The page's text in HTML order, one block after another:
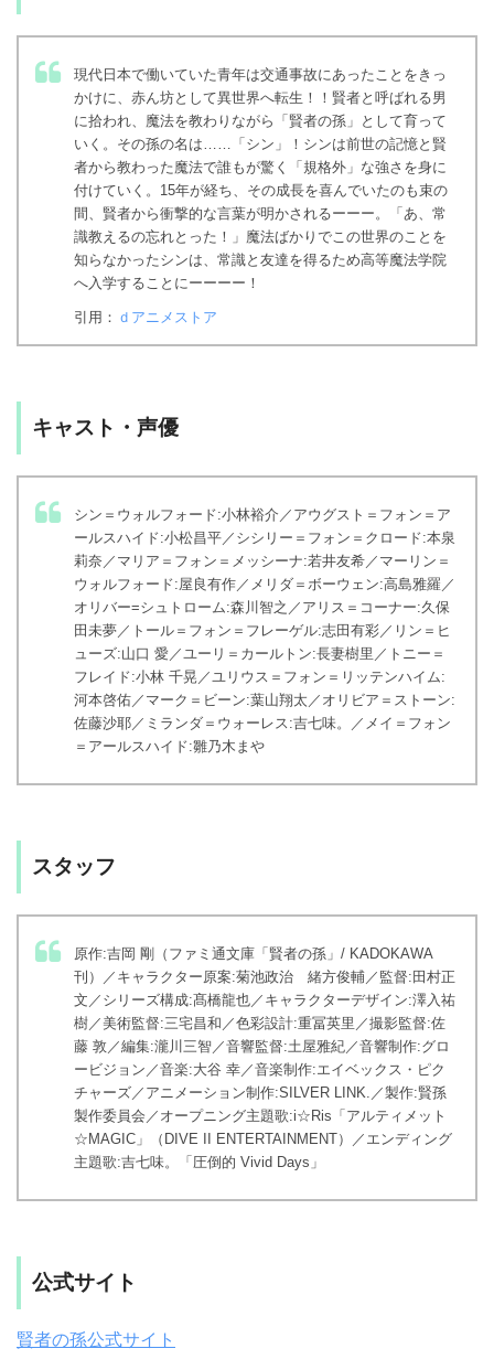
現代日本で働いていた青年は交通事故にあったことをきっ
かけに、赤ん坊として異世界へ転生！！賢者と呼ばれる男
に拾われ、魔法を教わりながら「賢者の孫」として育って
いく。その孫の名は……「シン」！シンは前世の記憶と賢
者から教わった魔法で誰もが驚く「規格外」な強さを身に
付けていく。15年が経ち、その成長を喜んでいたのも束の
間、賢者から衝撃的な言葉が明かされるーーー。「あ、常
識教えるの忘れとった！」魔法ばかりでこの世界のことを
知らなかったシンは、常識と友達を得るため高等魔法学院
へ入学することにーーーー！
引用： ｄアニメストア
キャスト・声優
シン＝ウォルフォード:小林裕介／アウグスト＝フォン＝ア
ールスハイド:小松昌平／シシリー＝フォン＝クロード:本泉
莉奈／マリア＝フォン＝メッシーナ:若井友希／マーリン＝
ウォルフォード:屋良有作／メリダ＝ボーウェン:高島雅羅／
オリバー=シュトローム:森川智之／アリス＝コーナー:久保
田未夢／トール＝フォン＝フレーゲル:志田有彩／リン＝ヒ
ューズ:山口 愛／ユーリ＝カールトン:長妻樹里／トニー＝
フレイド:小林 千晃／ユリウス＝フォン＝リッテンハイム:
河本啓佑／マーク＝ビーン:葉山翔太／オリビア＝ストーン:
佐藤沙耶／ミランダ＝ウォーレス:吉七味。／メイ＝フォン
＝アールスハイド:雛乃木まや
スタッフ
原作:吉岡 剛（ファミ通文庫「賢者の孫」/ KADOKAWA
刊）／キャラクター原案:菊池政治 緒方俊輔／監督:田村正
文／シリーズ構成:髙橋龍也／キャラクターデザイン:澤入祐
樹／美術監督:三宅昌和／色彩設計:重冨英里／撮影監督:佐
藤 敦／編集:瀧川三智／音響監督:土屋雅紀／音響制作:グロ
ービジョン／音楽:大谷 幸／音楽制作:エイベックス・ピク
チャーズ／アニメーション制作:SILVER LINK.／製作:賢孫
製作委員会／オープニング主題歌:i☆Ris「アルティメット
☆MAGIC」（DIVE II ENTERTAINMENT）／エンディング
主題歌:吉七味。「圧倒的 Vivid Days」
公式サイト
賢者の孫公式サイト